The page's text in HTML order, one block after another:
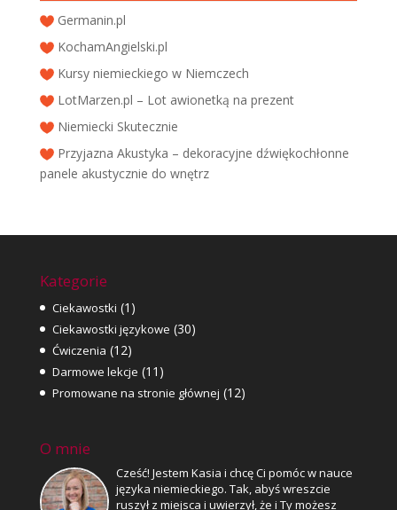
Germanin.pl
KochamAngielski.pl
Kursy niemieckiego w Niemczech
LotMarzen.pl – Lot awionetką na prezent
Niemiecki Skutecznie
Przyjazna Akustyka – dekoracyjne dźwiękochłonne
panele akustycznie do wnętrz
Kategorie
Ciekawostki (1)
Ciekawostki językowe (30)
Ćwiczenia (12)
Darmowe lekcje (11)
Promowane na stronie głównej (12)
O mnie
Cześć! Jestem Kasia i chcę Ci pomóc w nauce
języka niemieckiego. Tak, abyś wreszcie
ruszył z miejsca i uwierzył, że i Ty możesz